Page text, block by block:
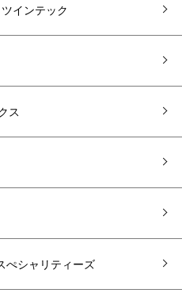
インテック
ス
ぺシャリティーズ